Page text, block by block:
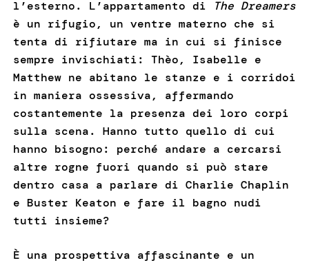
l’esterno. L’appartamento di
The Dreamers
è un rifugio, un ventre materno che si
tenta di rifiutare ma in cui si finisce
sempre invischiati: Thèo, Isabelle e
Matthew ne abitano le stanze e i corridoi
in maniera ossessiva, affermando
costantemente la presenza dei loro corpi
sulla scena. Hanno tutto quello di cui
hanno bisogno: perché andare a cercarsi
altre rogne fuori quando si può stare
dentro casa a parlare di Charlie Chaplin
e Buster Keaton e fare il bagno nudi
tutti insieme?
È una prospettiva affascinante e un